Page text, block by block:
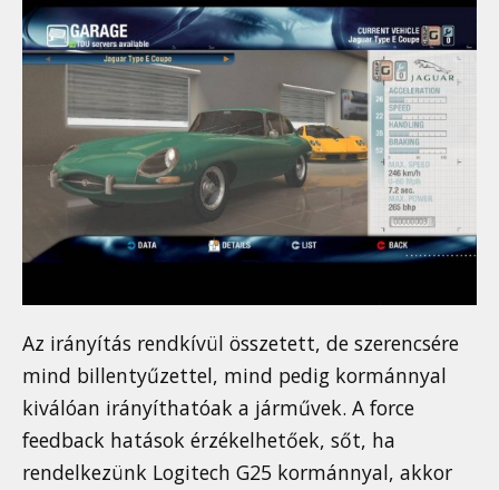
Az irányítás rendkívül összetett, de szerencsére
mind billentyűzettel, mind pedig kormánnyal
kiválóan irányíthatóak a járművek. A force
feedback hatások érzékelhetőek, sőt, ha
rendelkezünk Logitech G25 kormánnyal, akkor